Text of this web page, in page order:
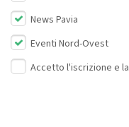
News Pavia
Eventi Nord-Ovest
Accetto l'iscrizione e la